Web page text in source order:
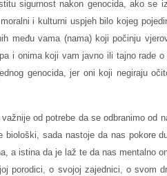
sigurnost nakon genocida, ako se
i kulturni uspjeh bilo kojeg
među vama (nama) koji počinju
i onima koji vam javno ili tajno rade
genocida, jer oni koji negiraju
od potrebe da se odbranimo od
biološki, sada nastoje da nas pokore
a istina da je laž te da nas mentalno
porodici, o svojoj zajednici, o svom